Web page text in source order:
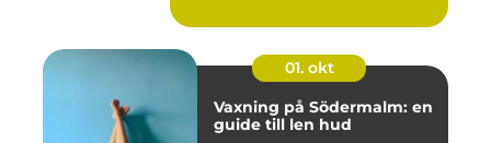
01. okt
Vaxning på Södermalm: en
guide till len hud